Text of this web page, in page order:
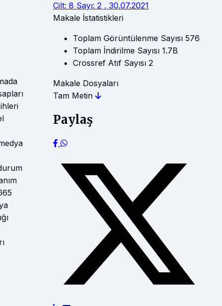
Cilt: 8 Sayı: 2 , 30.07.2021
Makale İstatistikleri
Toplam Görüntülenme Sayısı 576
Toplam İndirilme Sayısı 1.7B
Crossref Atıf Sayısı 2
Makale Dosyaları
Tam Metin
Paylaş